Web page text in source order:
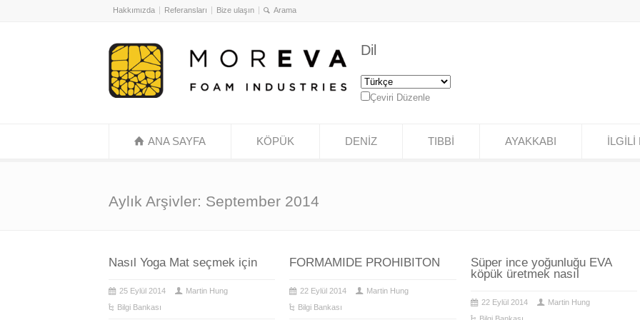
Hakkımızda Referansları Bize ulaşın
Dil
Çeviri Düzenle
ANA SAYFA KÖPÜK DENİZ TIBBİ AYAKKABI İLGİLİ
Aylık Arşivler: September 2014
Nasıl Yoga Mat seçmek için
25 Eylül 2014
Martin Hung
Bilgi Bankası
FORMAMIDE PROHIBITON
22 Eylül 2014
Martin Hung
Bilgi Bankası
Süper ince yoğunluğu EVA
köpük üretmek nasıl
22 Eylül 2014
Martin Hung